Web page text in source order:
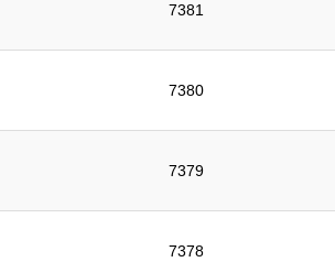
7381
7380
7379
7378